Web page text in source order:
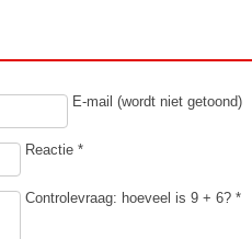
E-mail (wordt niet getoond)
Reactie *
Controlevraag: hoeveel is 9 + 6? *